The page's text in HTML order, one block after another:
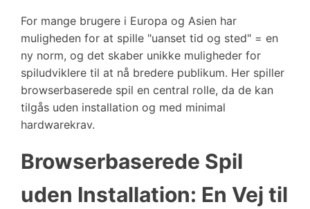
For mange brugere i Europa og Asien har
muligheden for at spille "uanset tid og sted" = en
ny norm, og det skaber unikke muligheder for
spiludviklere til at nå bredere publikum. Her spiller
browserbaserede spil en central rolle, da de kan
tilgås uden installation og med minimal
hardwarekrav.
Browserbaserede Spil
uden Installation: En Vej til